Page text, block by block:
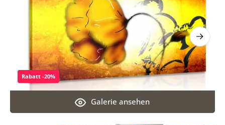
Galerie ansehen
Rabatt -20%